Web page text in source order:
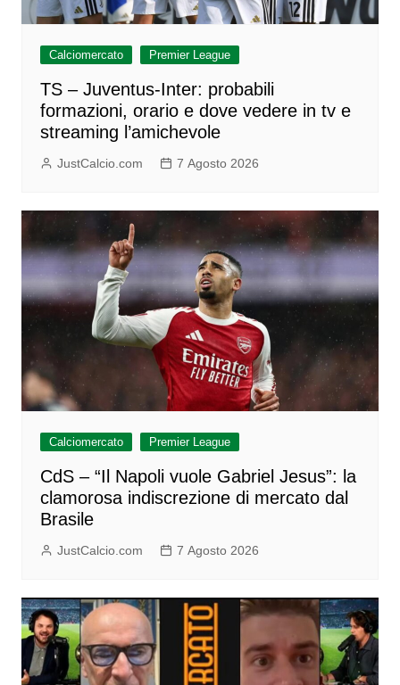
Calciomercato Premier League
TS – Juventus-Inter: probabili
formazioni, orario e dove vedere in tv e
streaming l’amichevole
JustCalcio.com 7 Agosto 2026
Calciomercato Premier League
CdS – “Il Napoli vuole Gabriel Jesus”: la
clamorosa indiscrezione di mercato dal
Brasile
JustCalcio.com 7 Agosto 2026